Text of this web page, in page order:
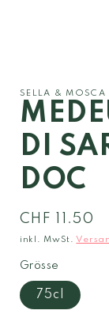
Modal
öffnen
SELLA & MOSCA
DI
DOC
Normaler
Preis
CHF 11.50
inkl. MwSt.
Grösse
75cl